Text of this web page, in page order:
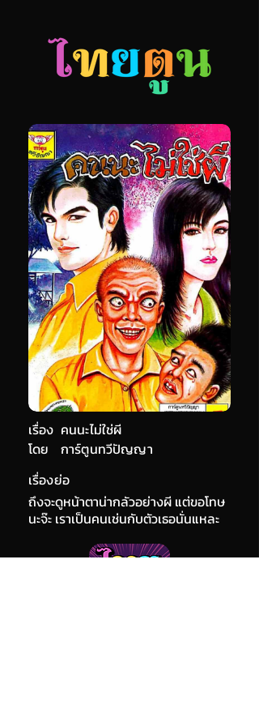
เรื่อง คนนะไม่ใช่ผี
การ์ตูนทวีปัญญา
โดย
เรื่องย่อ
ถึงจะดูหน้าตาน่ากลัวอย่างผี แต่ขอโทษ
นะจ๊ะ เราเป็นคนเช่นกับตัวเธอนั่นแหละ